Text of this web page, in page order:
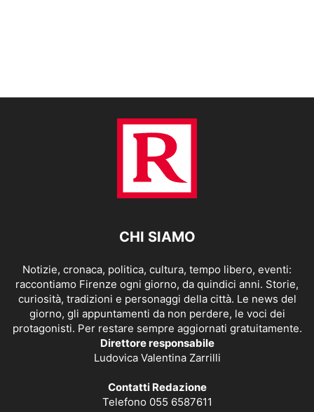
CHI SIAMO
Notizie, cronaca, politica, cultura, tempo libero, eventi:
raccontiamo Firenze ogni giorno, da quindici anni. Storie,
curiosità, tradizioni e personaggi della città. Le news del
giorno, gli appuntamenti da non perdere, le voci dei
protagonisti. Per restare sempre aggiornati gratuitamente.
Direttore responsabile
Ludovica Valentina Zarrilli
Contatti Redazione
Telefono 055 6587611